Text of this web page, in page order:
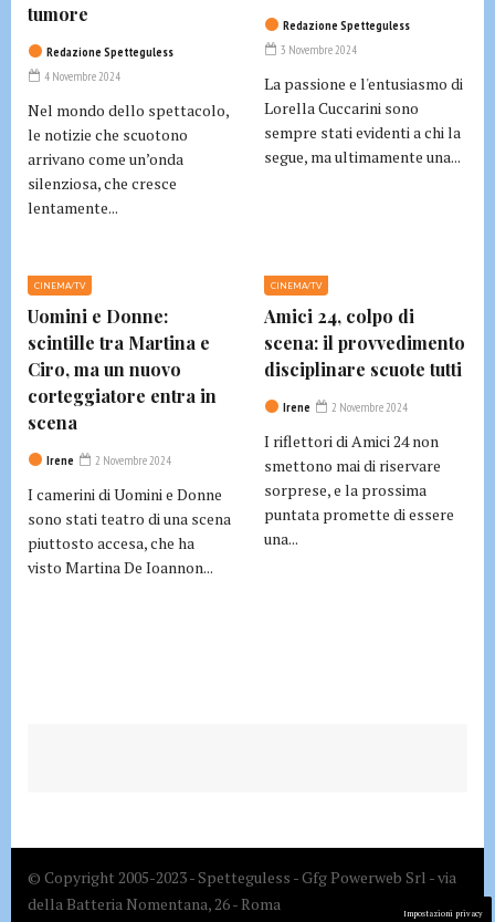
tumore
Redazione Spetteguless
4 Novembre 2024
Nel mondo dello spettacolo,
le notizie che scuotono
arrivano come un’onda
silenziosa, che cresce
lentamente...
Redazione Spetteguless
3 Novembre 2024
La passione e l'entusiasmo di
Lorella Cuccarini sono
sempre stati evidenti a chi la
segue, ma ultimamente una...
CINEMA/TV
Uomini e Donne:
scintille tra Martina e
Ciro, ma un nuovo
corteggiatore entra in
scena
Irene 2 Novembre 2024
I camerini di Uomini e Donne
sono stati teatro di una scena
piuttosto accesa, che ha
visto Martina De Ioannon...
CINEMA/TV
Amici 24, colpo di
scena: il provvedimento
disciplinare scuote tutti
Irene 2 Novembre 2024
I riflettori di Amici 24 non
smettono mai di riservare
sorprese, e la prossima
puntata promette di essere
una...
© Copyright 2005-2023 - Spetteguless - Gfg Powerweb Srl - via
della Batteria Nomentana, 26 - Roma
Impostazioni privacy